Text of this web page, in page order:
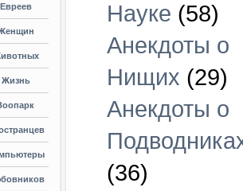
Жизнь
Науке (58)
Анекдоты о
Нищих (29)
Анекдоты о
(36)